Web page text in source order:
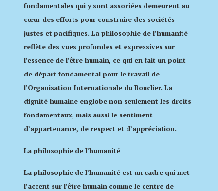
fondamentales qui y sont associées demeurent au
cœur des efforts pour construire des sociétés
justes et pacifiques. La philosophie de l’humanité
reflète des vues profondes et expressives sur
l’essence de l’être humain, ce qui en fait un point
de départ fondamental pour le travail de
l’Organisation Internationale du Bouclier. La
dignité humaine englobe non seulement les droits
fondamentaux, mais aussi le sentiment
d’appartenance, de respect et d’appréciation.
La philosophie de l’humanité
La philosophie de l’humanité est un cadre qui met
l’accent sur l’être humain comme le centre de